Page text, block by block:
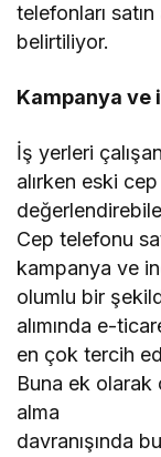
telefonları
belirtiliyor.
Kampanya
İş yerleri
alırken eski
Cep telefonu
kampanya ve
olumlu bir
alımında e-
en çok tercih
Buna ek olarak
alma
davranışında